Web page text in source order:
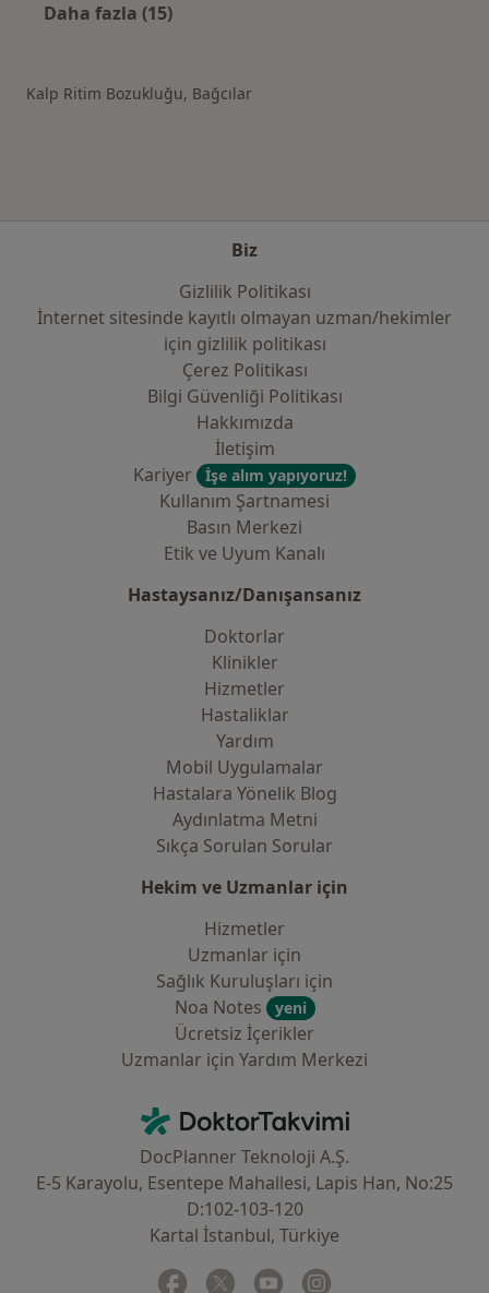
Daha fazla (15)
Kalp Ritim Bozukluğu, Bağcılar
Biz
Gizlilik Politikası
İnternet sitesinde kayıtlı olmayan uzman/hekimler
i̇çin gizlilik politikası
Çerez Politikası
Bilgi Güvenliği Politikası
Hakkımızda
İletişim
Kariyer
İşe alım yapıyoruz!
Kullanım Şartnamesi
Basın Merkezi
Etik ve Uyum Kanalı
Hastaysanız/Danışansanız
Doktorlar
Klinikler
Hizmetler
Hastaliklar
Yardım
Mobil Uygulamalar
Hastalara Yönelik Blog
Aydınlatma Metni
Sıkça Sorulan Sorular
Hekim ve Uzmanlar için
Hizmetler
Uzmanlar için
Sağlık Kuruluşları için
Noa Notes
yeni
Ücretsiz İçerikler
Uzmanlar için Yardım Merkezi
DoktorTakvimi - Ana Sayfa
DocPlanner Teknoloji A.Ş.
E-5 Karayolu, Esentepe Mahallesi, Lapis Han, No:25
D:102-103-120
Kartal İstanbul, Türkiye
Facebook
yeni bir sekmede açılır
Twitter
yeni bir sekmede açılır
Youtube
yeni bir sekmede açılır